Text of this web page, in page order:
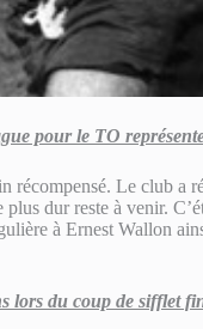
pour le TO
récompensé. Le club a
dur reste à venir.
à Ernest Wallon
lors du coup de sifflet